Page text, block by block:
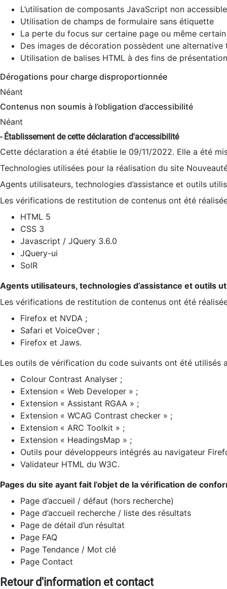
L’utilisation de composants JavaScript non
Utilisation de champs de formulaire sans étiquette
La perte du focus sur certaine page ou même
Des images de décoration possèdent une alternative
Utilisation de balises HTML à des fins de
Dérogations pour charge disproportionnée
Néant
Contenus non soumis à l’obligation d’accessibilité
Néant
- Établissement de cette déclaration d'accessibilité
Cette déclaration a été établie le 09/11/2022. Elle a été
Technologies utilisées pour la réalisation du site
Agents utilisateurs, technologies d’assistance et outils
Les vérifications de restitution de contenus ont été
HTML 5
CSS 3
Javascript / JQuery 3.6.0
JQuery-ui
SolR
Agents utilisateurs, technologies d’assistance et outils
Les vérifications de restitution de contenus ont été
Firefox et NVDA ;
Safari et VoiceOver ;
Firefox et Jaws.
Les outils de vérification du code suivants ont été utilisés
Colour Contrast Analyser ;
Extension « Web Developer » ;
Extension « Assistant RGAA » ;
Extension « WCAG Contrast checker » ;
Extension « ARC Toolkit » ;
Extension « HeadingsMap » ;
Outils pour développeurs intégrés au navigateur
Validateur HTML du W3C.
Pages du site ayant fait l’objet de la vérification de
Page d’accueil / défaut (hors recherche)
Page d’accueil recherche / liste des résultats
Page de détail d’un résultat
Page FAQ
Page Tendance / Mot clé
Page Contact
Retour d'information et contact